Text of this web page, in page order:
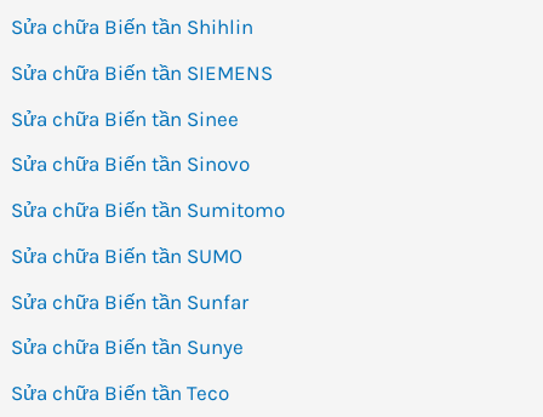
Sửa chữa Biến tần Shihlin
Sửa chữa Biến tần SIEMENS
Sửa chữa Biến tần Sinee
Sửa chữa Biến tần Sinovo
Sửa chữa Biến tần Sumitomo
Sửa chữa Biến tần SUMO
Sửa chữa Biến tần Sunfar
Sửa chữa Biến tần Sunye
Sửa chữa Biến tần Teco